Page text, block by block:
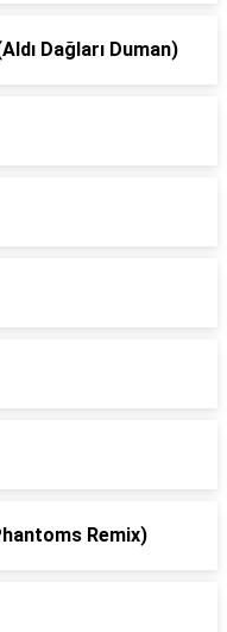
Dağları Duman)
Remix)